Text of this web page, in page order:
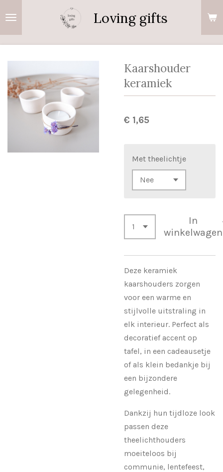
Loving gifts
Kaarshouder
keramiek
€ 1,65
Met theelichtje
In
winkelwagen
Deze keramiek
kaarshouders zorgen
voor een warme en
stijlvolle uitstraling in
elk interieur. Perfect als
decoratief accent op
tafel, in een cadeausetje
of als klein bedankje bij
een bijzondere
gelegenheid.
Dankzij hun tijdloze look
passen deze
theelichthouders
moeiteloos bij
communie, lentefeest,